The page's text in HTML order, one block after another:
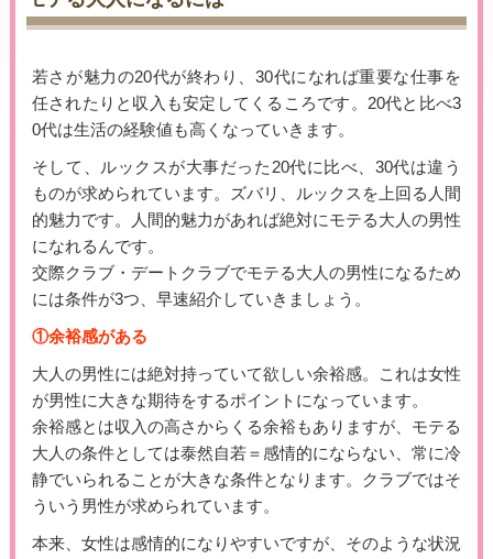
若さが魅力の20代が終わり、30代になれば重要な仕事を
任されたりと収入も安定してくるころです。20代と比べ3
0代は生活の経験値も高くなっていきます。
そして、ルックスが大事だった20代に比べ、30代は違う
ものが求められています。ズバリ、ルックスを上回る人間
的魅力です。人間的魅力があれば絶対にモテる大人の男性
になれるんです。
交際クラブ・デートクラブでモテる大人の男性になるため
には条件が3つ、早速紹介していきましょう。
①余裕感がある
大人の男性には絶対持っていて欲しい余裕感。これは女性
が男性に大きな期待をするポイントになっています。
余裕感とは収入の高さからくる余裕もありますが、モテる
大人の条件としては泰然自若＝感情的にならない、常に冷
静でいられることが大きな条件となります。クラブではそ
ういう男性が求められています。
本来、女性は感情的になりやすいですが、そのような状況